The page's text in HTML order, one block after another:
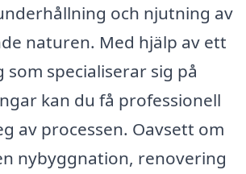
och njutning av
naturen. Med hjälp av ett
specialiserar sig på
kan du få professionell
av processen. Oavsett om
nybyggnation, renovering